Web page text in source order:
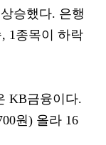
승했다. 은행
1종목이 하락
KB금융이다.
원) 올라 16